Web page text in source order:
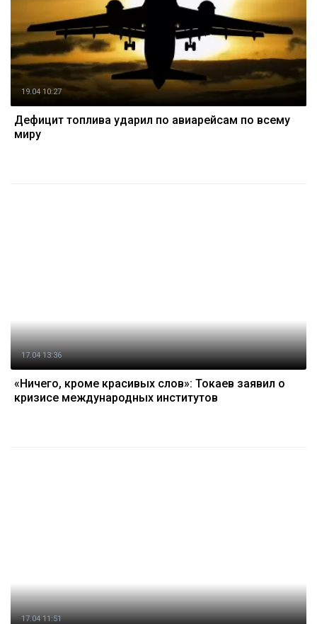
19.04 10:27
Дефицит топлива ударил по авиарейсам по всему
миру
17.04 13:36
«Ничего, кроме красивых слов»: Токаев заявил о
кризисе международных институтов
17.04 11:51